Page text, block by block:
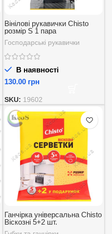
Вінілові рукавички Chisto
розмір S 1 пара
Господарські рукавички
В наявності
грн
SKU: 19602
Ганчірка універсальна Chisto
Віскозні 5+2 шт.